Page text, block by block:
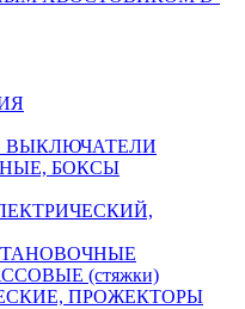
ВЫКЛЮЧАТЕЛИ
БОКСЫ
(стяжки)
ПРОЖЕКТОРЫ